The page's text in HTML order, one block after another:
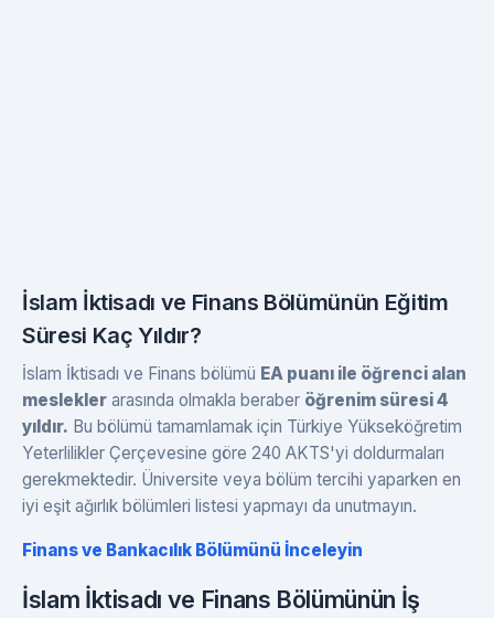
İslam İktisadı ve Finans Bölümünün Eğitim
Süresi Kaç Yıldır?
İslam İktisadı ve Finans bölümü EA puanı ile öğrenci alan
meslekler arasında olmakla beraber öğrenim süresi 4
yıldır. Bu bölümü tamamlamak için Türkiye Yükseköğretim
Yeterlilikler Çerçevesine göre 240 AKTS'yi doldurmaları
gerekmektedir. Üniversite veya bölüm tercihi yaparken en
iyi eşit ağırlık bölümleri listesi yapmayı da unutmayın.
Finans ve Bankacılık Bölümünü İnceleyin
İslam İktisadı ve Finans Bölümünün İş